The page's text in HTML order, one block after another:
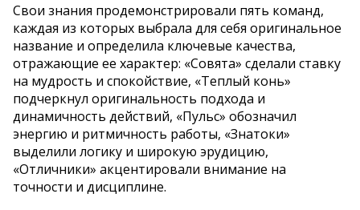
Свои знания продемонстрировали пять команд,
каждая из которых выбрала для себя оригинальное
название и определила ключевые качества,
отражающие ее характер: «Совята» сделали ставку
на мудрость и спокойствие, «Теплый конь»
подчеркнул оригинальность подхода и
динамичность действий, «Пульс» обозначил
энергию и ритмичность работы, «Знатоки»
выделили логику и широкую эрудицию,
«Отличники» акцентировали внимание на
точности и дисциплине.